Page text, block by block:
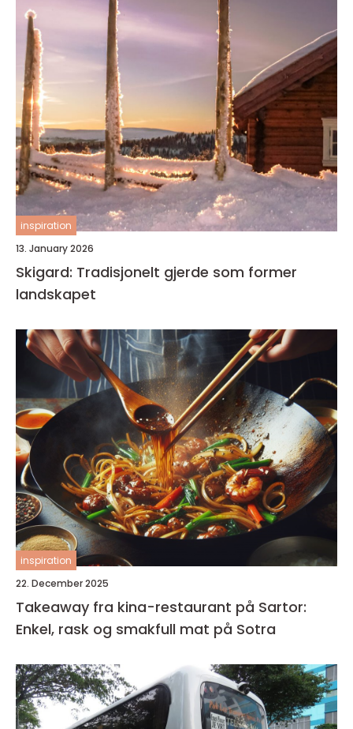
inspiration
13. January 2026
Skigard: Tradisjonelt gjerde som former
landskapet
inspiration
22. December 2025
Takeaway fra kina-restaurant på Sartor:
Enkel, rask og smakfull mat på Sotra